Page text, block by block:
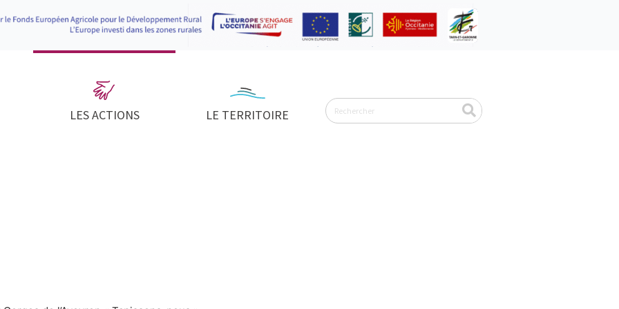
LES ACTIONS LE TERRITOIRE
Rechercher